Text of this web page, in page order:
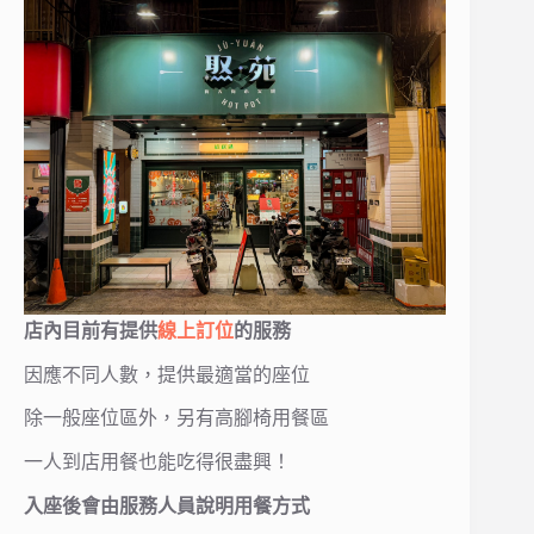
店內目前有提供線上訂位的服務
因應不同人數，提供最適當的座位
除一般座位區外，另有高腳椅用餐區
一人到店用餐也能吃得很盡興！
入座後會由服務人員說明用餐方式